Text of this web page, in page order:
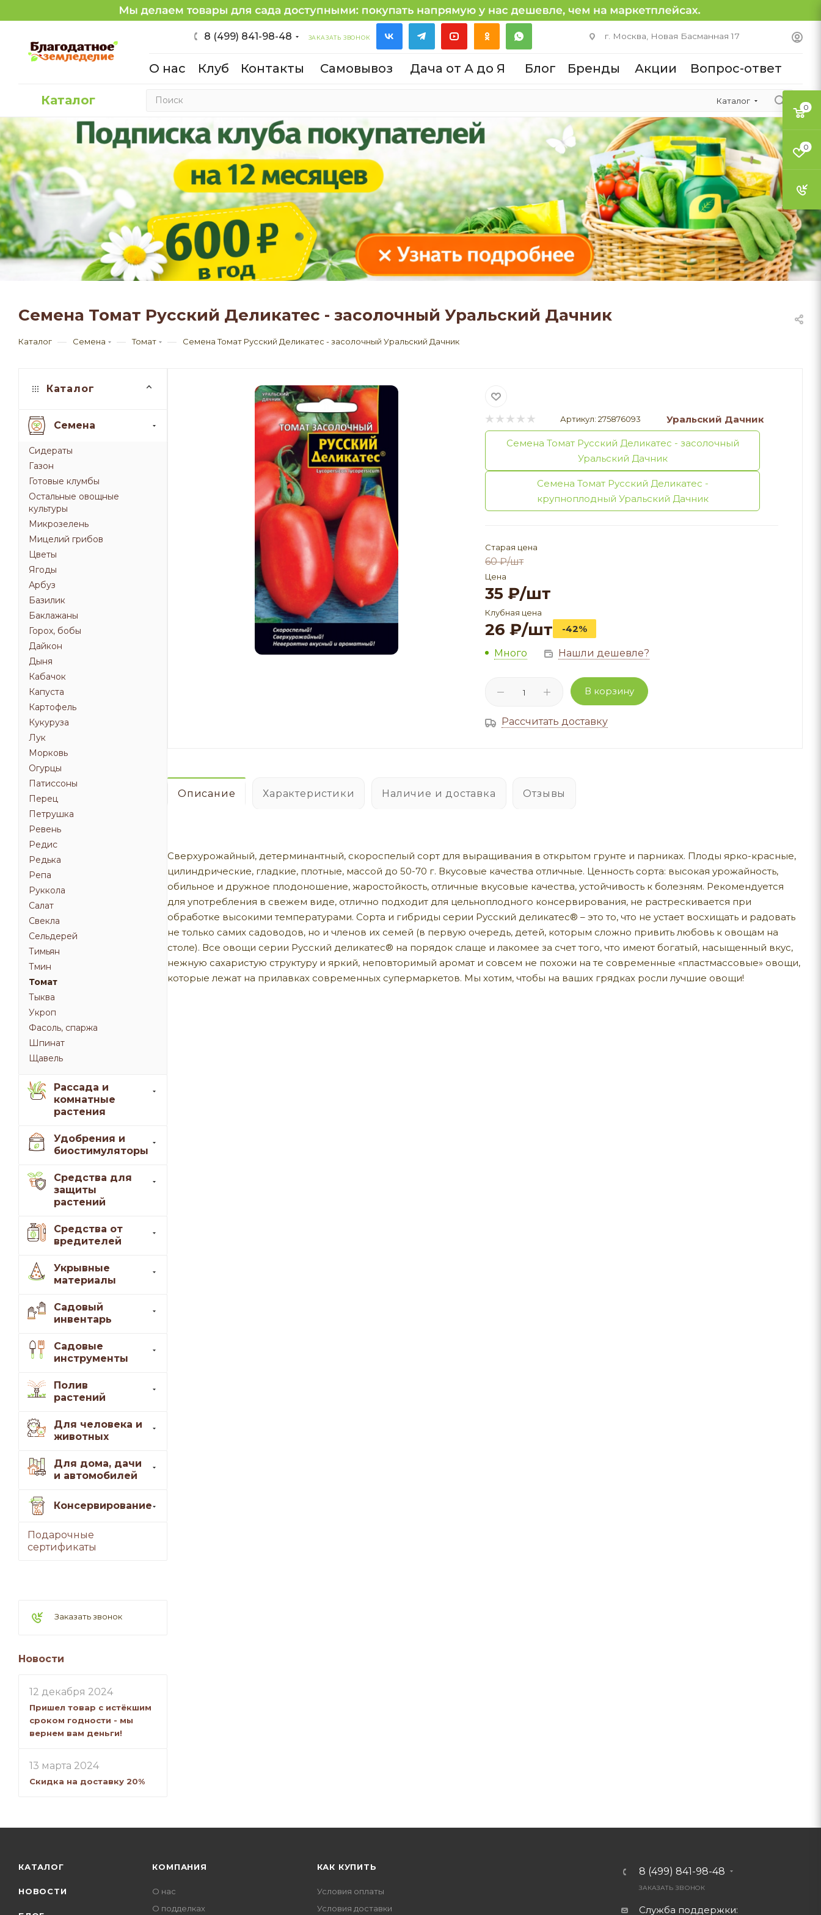
8 (499) 841-98-48 ЗАКАЗАТЬ ЗВОНОК г. Москва, Новая Басманная 17
О нас Клуб Контакты Самовывоз Дача от А до Я Блог Бренды Акции Вопрос-ответ
Каталог Каталог
Семена Томат Русский Деликатес - засолочный Уральский Дачник
Каталог — Семена — Томат — Семена Томат Русский Деликатес - засолочный Уральский Дачник
Артикул: 275876093 Уральский Дачник
Семена Томат Русский Деликатес - засолочный
Уральский Дачник
Семена Томат Русский Деликатес -
крупноплодный Уральский Дачник
Старая цена
60₽/шт
Цена
35 ₽/шт
Клубная цена
26 ₽/шт -42%
Много Нашли дешевле?
В корзину
Рассчитать доставку
Описание Характеристики Наличие и доставка Отзывы
Сверхурожайный, детерминантный, скороспелый сорт для выращивания в открытом грунте и парниках. Плоды ярко-красные,
цилиндрические, гладкие, плотные, массой до 50-70 г. Вкусовые качества отличные. Ценность сорта: высокая урожайность,
обильное и дружное плодоношение, жаростойкость, отличные вкусовые качества, устойчивость к болезням. Рекомендуется
для употребления в свежем виде, отлично подходит для цельноплодного консервирования, не растрескивается при
обработке высокими температурами. Сорта и гибриды серии Русский деликатес® – это то, что не устает восхищать и радовать
не только самих садоводов, но и членов их семей (в первую очередь, детей, которым сложно привить любовь к овощам на
столе). Все овощи серии Русский деликатес® на порядок слаще и лакомее за счет того, что имеют богатый, насыщенный вкус,
нежную сахаристую структуру и яркий, неповторимый аромат и совсем не похожи на те современные «пластмассовые» овощи,
которые лежат на прилавках современных супермаркетов. Мы хотим, чтобы на ваших грядках росли лучшие овощи!
Каталог
Семена
Сидераты
Газон
Готовые клумбы
Остальные овощные
культуры
Микрозелень
Мицелий грибов
Цветы
Ягоды
Арбуз
Базилик
Баклажаны
Горох, бобы
Дайкон
Дыня
Кабачок
Капуста
Картофель
Кукуруза
Лук
Морковь
Огурцы
Патиссоны
Перец
Петрушка
Ревень
Редис
Редька
Репа
Руккола
Салат
Свекла
Сельдерей
Тимьян
Тмин
Томат
Тыква
Укроп
Фасоль, спаржа
Шпинат
Щавель
Рассада и
комнатные
растения
Удобрения и
биостимуляторы
Средства для
защиты
растений
Средства от
вредителей
Укрывные
материалы
Садовый
инвентарь
Садовые
инструменты
Полив
растений
Для человека и
животных
Для дома, дачи
и автомобилей
Консервирование
Подарочные
сертификаты
Заказать звонок
Новости
12 декабря 2024
Пришел товар с истёкшим
сроком годности - мы
вернем вам деньги!
13 марта 2024
Скидка на доставку 20%
КАТАЛОГ
НОВОСТИ
КОМПАНИЯ
О нас
О подделках
КАК КУПИТЬ
Условия оплаты
Условия доставки
8 (499) 841-98-48
ЗАКАЗАТЬ ЗВОНОК
Служба поддержки:
0
0